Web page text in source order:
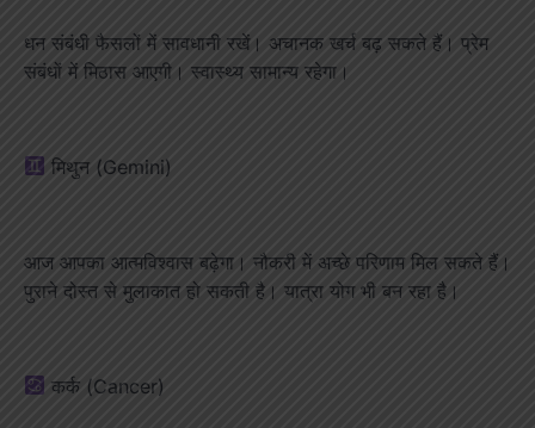
धन संबंधी फैसलों में सावधानी रखें। अचानक खर्च बढ़ सकते हैं। प्रेम
संबंधों में मिठास आएगी। स्वास्थ्य सामान्य रहेगा।
मिथुन (Gemini)
आज आपका आत्मविश्वास बढ़ेगा। नौकरी में अच्छे परिणाम मिल सकते हैं।
पुराने दोस्त से मुलाकात हो सकती है। यात्रा योग भी बन रहा है।
कर्क (Cancer)